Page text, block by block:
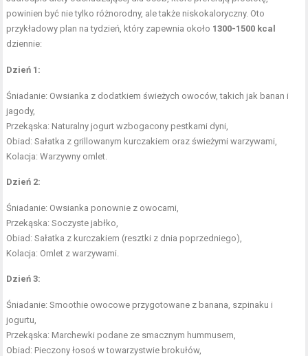
powinien być nie tylko różnorodny, ale także niskokaloryczny. Oto
przykładowy plan na tydzień, który zapewnia około 1300-1500 kcal
dziennie:
Dzień 1:
Śniadanie: Owsianka z dodatkiem świeżych owoców, takich jak banan i
jagody,
Przekąska: Naturalny jogurt wzbogacony pestkami dyni,
Obiad: Sałatka z grillowanym kurczakiem oraz świeżymi warzywami,
Kolacja: Warzywny omlet.
Dzień 2:
Śniadanie: Owsianka ponownie z owocami,
Przekąska: Soczyste jabłko,
Obiad: Sałatka z kurczakiem (resztki z dnia poprzedniego),
Kolacja: Omlet z warzywami.
Dzień 3:
Śniadanie: Smoothie owocowe przygotowane z banana, szpinaku i
jogurtu,
Przekąska: Marchewki podane ze smacznym hummusem,
Obiad: Pieczony łosoś w towarzystwie brokułów,